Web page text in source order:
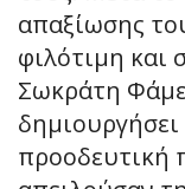
απαξίωσης
φιλότιμη και
Σωκράτη
προοδευτική